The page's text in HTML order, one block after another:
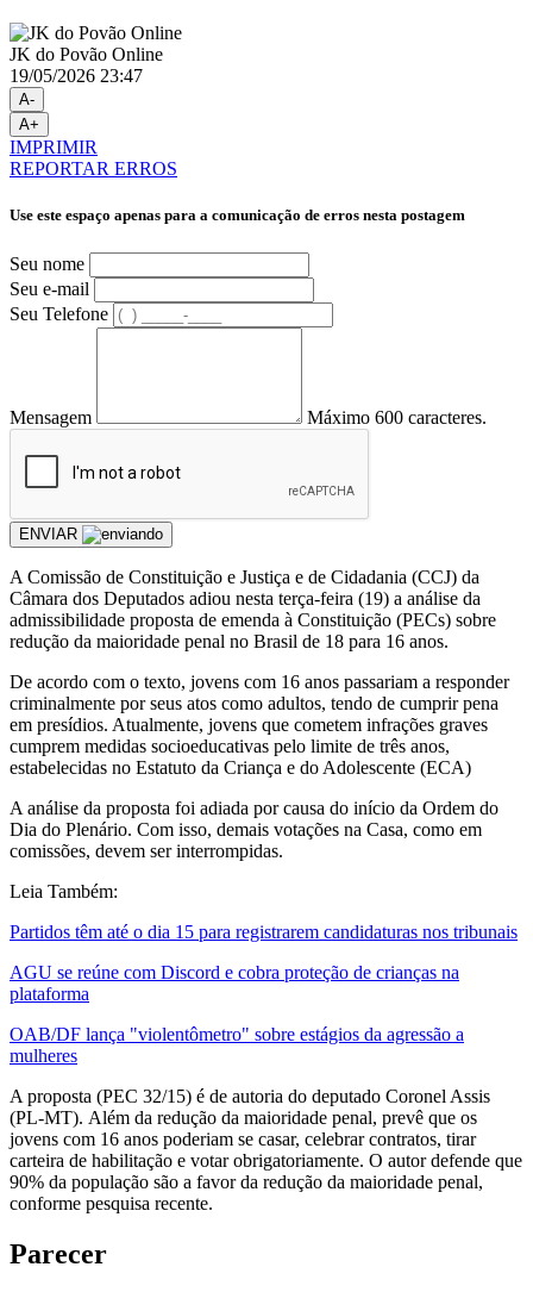
JK do Povão Online
19/05/2026 23:47
A-
A+
IMPRIMIR
REPORTAR ERROS
Use este espaço apenas para a comunicação de erros nesta postagem
Seu nome
Seu e-mail
Seu Telefone
Mensagem Máximo 600 caracteres.
ENVIAR
A Comissão de Constituição e Justiça e de Cidadania (CCJ) da
Câmara dos Deputados adiou nesta terça-feira (19) a análise da
admissibilidade proposta de emenda à Constituição (PECs) sobre
redução da maioridade penal no Brasil de 18 para 16 anos.
De acordo com o texto, jovens com 16 anos passariam a responder
criminalmente por seus atos como adultos, tendo de cumprir pena
em presídios. Atualmente, jovens que cometem infrações graves
cumprem medidas socioeducativas pelo limite de três anos,
estabelecidas no Estatuto da Criança e do Adolescente (ECA)
A análise da proposta foi adiada por causa do início da Ordem do
Dia do Plenário. Com isso, demais votações na Casa, como em
comissões, devem ser interrompidas.
Leia Também:
Partidos têm até o dia 15 para registrarem candidaturas nos tribunais
AGU se reúne com Discord e cobra proteção de crianças na
plataforma
OAB/DF lança "violentômetro" sobre estágios da agressão a
mulheres
A proposta (PEC 32/15) é de autoria do deputado Coronel Assis
(PL-MT). Além da redução da maioridade penal, prevê que os
jovens com 16 anos poderiam se casar, celebrar contratos, tirar
carteira de habilitação e votar obrigatoriamente. O autor defende que
90% da população são a favor da redução da maioridade penal,
conforme pesquisa recente.
Parecer